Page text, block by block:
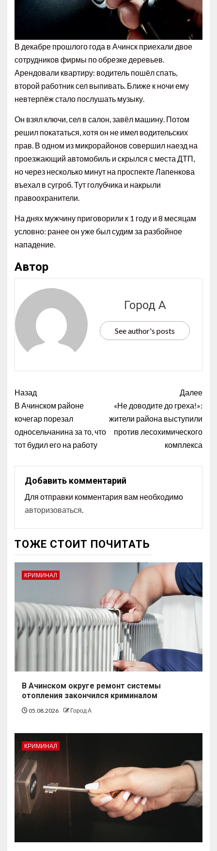
В декабре прошлого года в Ачинск приехали двое
сотрудников фирмы по обрезке деревьев.
Арендовали квартиру: водитель пошёл спать,
второй работник сел выпивать. Ближе к ночи ему
невтерпёж стало послушать музыку.
Он взял ключи, сел в салон, завёл машину. Потом
решил покататься, хотя он не имел водительских
прав. В одном из микрорайонов совершил наезд на
проезжающий автомобиль и скрылся с места ДТП,
но через несколько минут на проспекте Лапенкова
въехал в сугроб. Тут голубчика и накрыли
правоохранители.
На днях мужчину приговорили к 1 году и 8 месяцам
условно: ранее он уже был судим за разбойное
нападение.
Автор
Город А
See author's posts
Назад
В Ачинском районе
кочегар порезал
односельчанина за то, что
тот будил его на работу
Далее
«Не доводите до греха!»:
жители района выступили
против лесохимического
комплекса
Добавить комментарий
Для отправки комментария вам необходимо
авторизоваться.
ТОЖЕ СТОИТ ПОЧИТАТЬ
КРИМИНАЛ
В Ачинском округе ремонт системы
отопления закончился криминалом
05.08.2026 Город А
КРИМИНАЛ